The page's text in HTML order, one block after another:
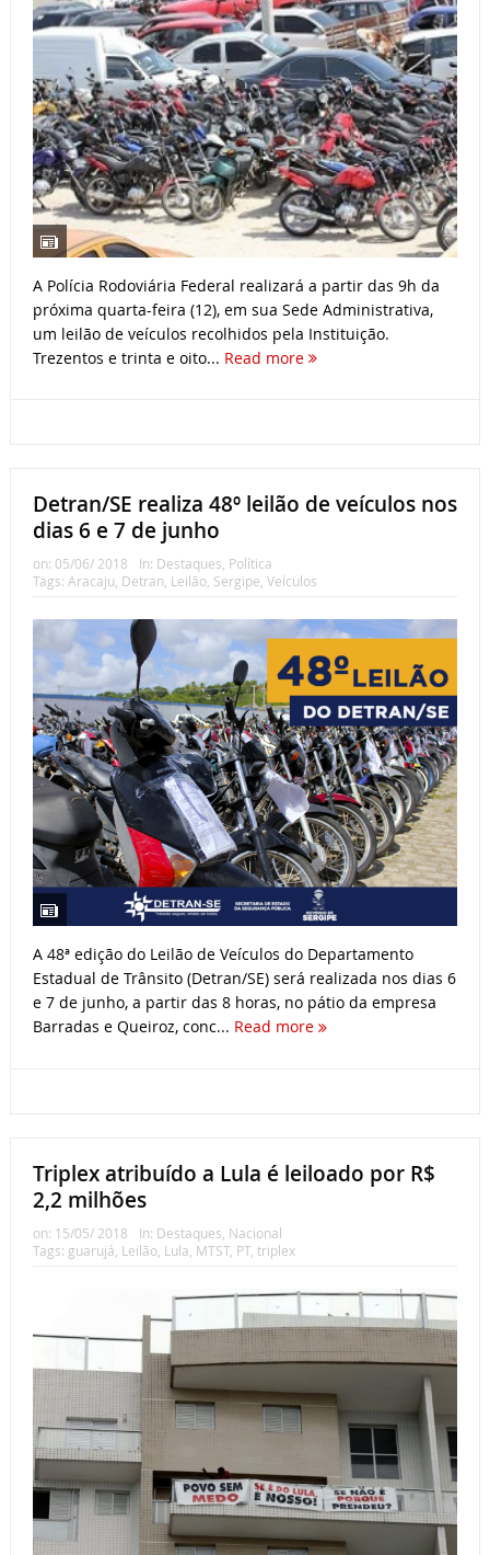
A Polícia Rodoviária Federal realizará a partir das 9h da
próxima quarta-feira (12), em sua Sede Administrativa,
um leilão de veículos recolhidos pela Instituição.
Trezentos e trinta e oito... Read more
Detran/SE realiza 48º leilão de veículos nos
dias 6 e 7 de junho
on: 05/06/ 2018 In: Destaques Política
Tags: Aracaju Detran Leilão, Sergipe Veículos
A 48ª edição do Leilão de Veículos do Departamento
Estadual de Trânsito (Detran/SE) será realizada nos dias 6
e 7 de junho, a partir das 8 horas, no pátio da empresa
Barradas e Queiroz, conc... Read more
Triplex atribuído a Lula é leiloado por R$
2,2 milhões
on: 15/05/ 2018 In: Destaques Nacional
Tags: guarujá Leilão, Lula MTST, PT, triplex